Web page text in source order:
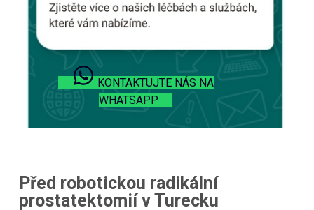
KONTAKTUJTE NÁS NA
WHATSAPP
Před robotickou radikální
prostatektomií v Turecku